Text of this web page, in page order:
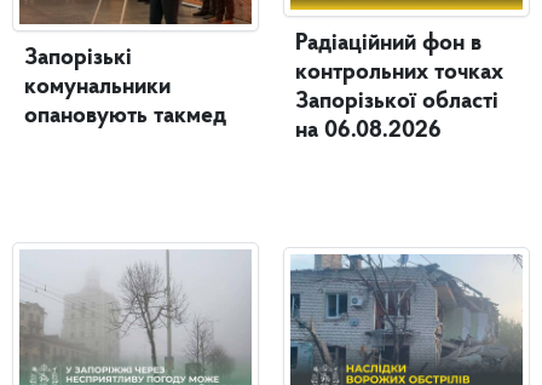
Запорізькі
комунальники
опановують такмед
Радіаційний фон в
контрольних точках
Запорізької області
на 06.08.2026